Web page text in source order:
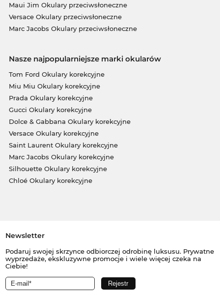
Maui Jim Okulary przeciwsłoneczne
Versace Okulary przeciwsłoneczne
Marc Jacobs Okulary przeciwsłoneczne
Nasze najpopularniejsze marki okularów
Tom Ford Okulary korekcyjne
Miu Miu Okulary korekcyjne
Prada Okulary korekcyjne
Gucci Okulary korekcyjne
Dolce & Gabbana Okulary korekcyjne
Versace Okulary korekcyjne
Saint Laurent Okulary korekcyjne
Marc Jacobs Okulary korekcyjne
Silhouette Okulary korekcyjne
Chloé Okulary korekcyjne
Newsletter
Podaruj swojej skrzynce odbiorczej odrobinę luksusu. Prywatne
wyprzedaże, ekskluzywne promocje i wiele więcej czeka na
Ciebie!